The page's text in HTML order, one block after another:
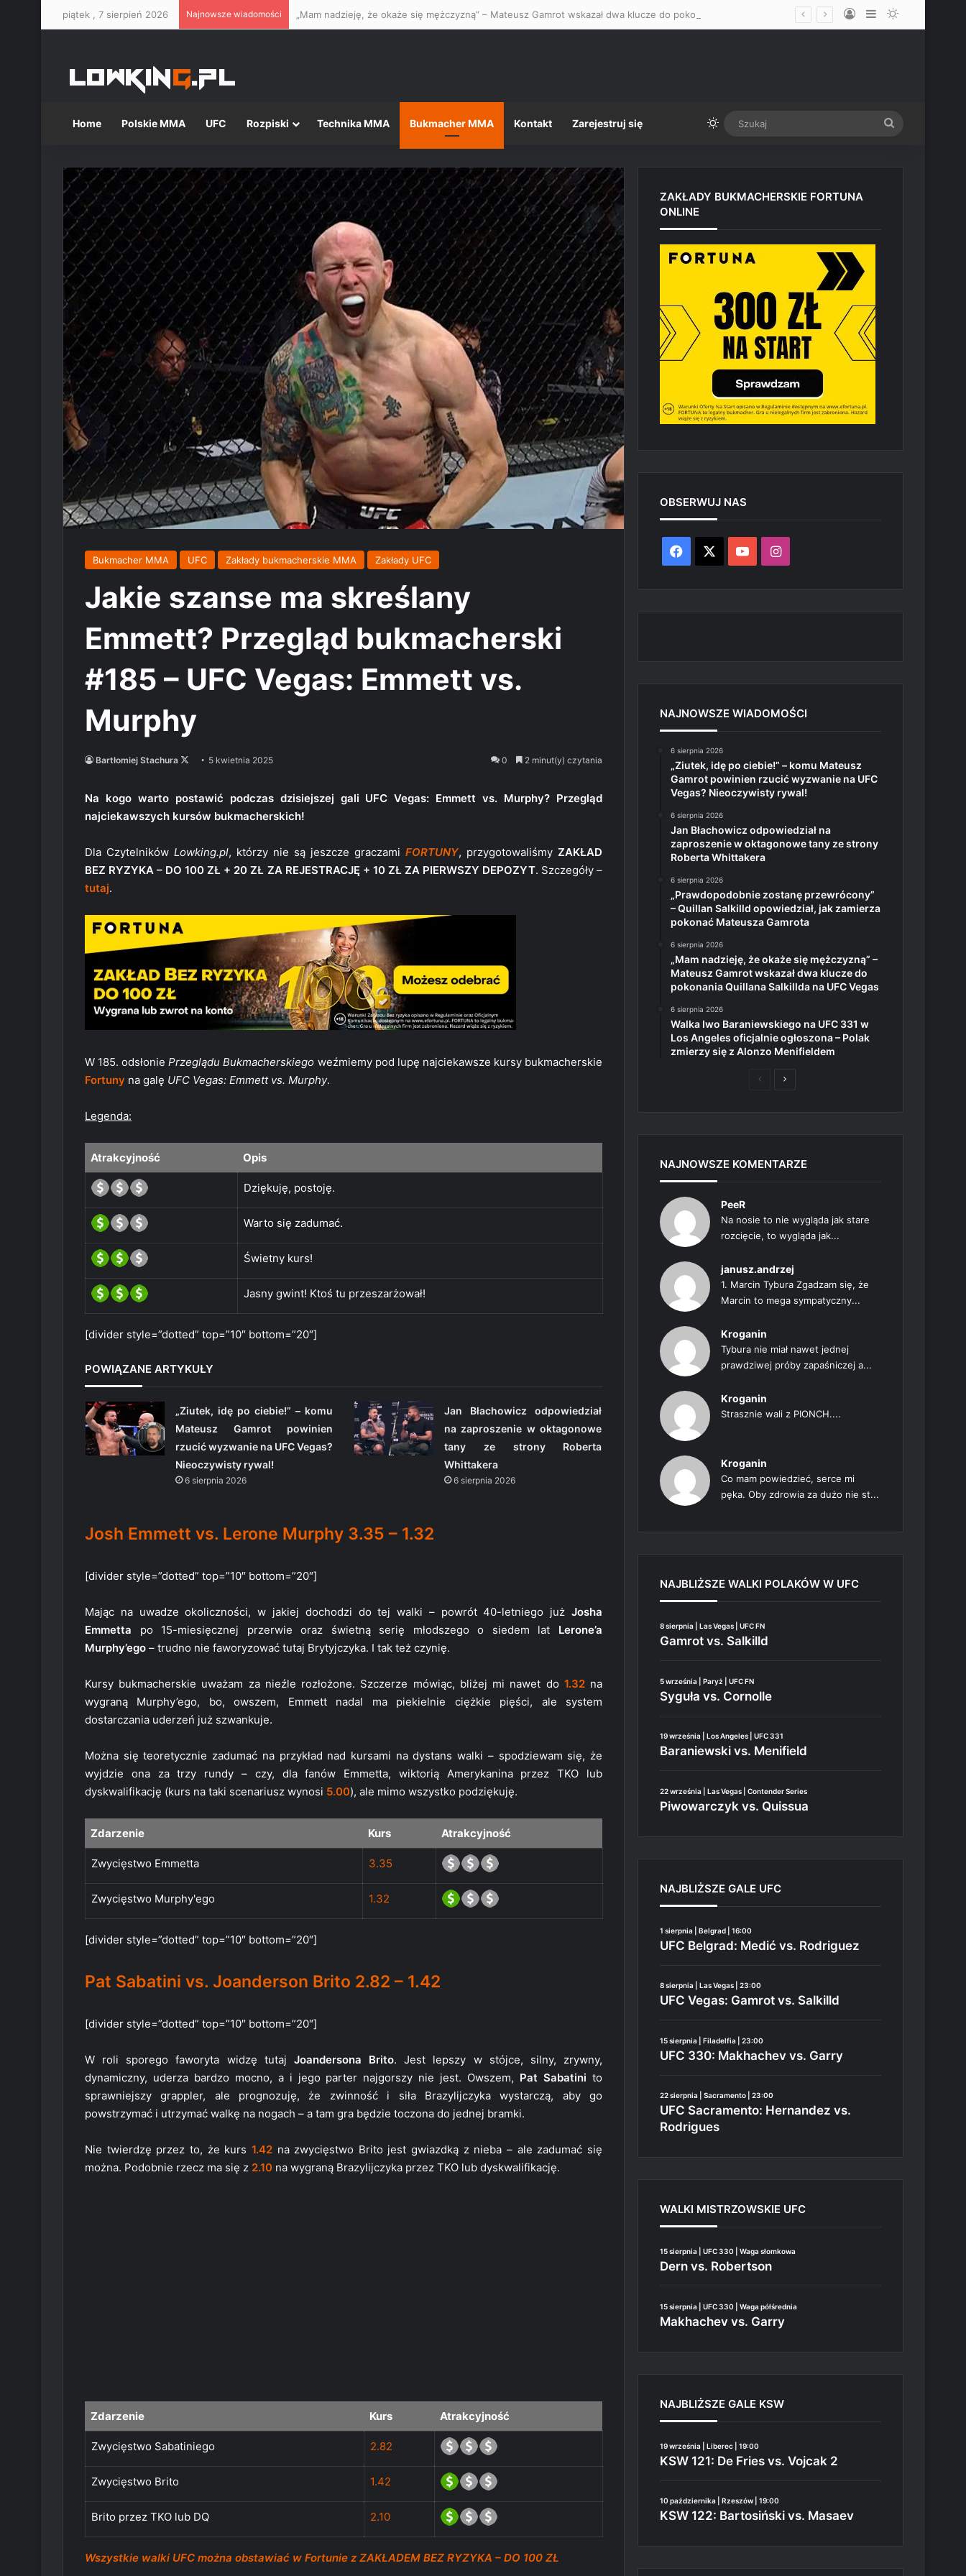
piątek , 7 sierpień 2026 Najnowsze wiadomości Log InSidebarSwitch skin
Home Polskie MMA UFC Rozpiski Technika MMA Bukmacher MMA Kontakt Zarejestruj się Switch skin
Bukmacher MMA UFC Zakłady bukmacherskie MMA Zakłady UFC
Jakie szanse ma skreślany
Emmett? Przegląd bukmacherski
#185 – UFC Vegas: Emmett vs.
Murphy
Bartłomiej Stachura
Follow
X
5 kwietnia 2025 0 2 minut(y) czytania
Na kogo warto postawić podczas dzisiejszej gali UFC Vegas: Emmett vs. Murphy? Przegląd
najciekawszych kursów bukmacherskich!
Dla Czytelników Lowking.pl, którzy nie są jeszcze graczami FORTUNY, przygotowaliśmy ZAKŁAD
BEZ RYZYKA – DO 100 ZŁ + 20 ZŁ ZA REJESTRACJĘ + 10 ZŁ ZA PIERWSZY DEPOZYT. Szczegóły –
tutaj.
W 185. odsłoniePrzeglądu Bukmacherskiego weźmiemy pod lupę najciekawsze kursy bukmacherskie
Fortuny na galę UFC Vegas: Emmett vs. Murphy.
Legenda:
Atrakcyjność Opis
Dziękuję, postoję.
Warto się zadumać.
Świetny kurs!
Jasny gwint! Ktoś tu przeszarżował!
[divider style=”dotted” top=”10″ bottom=”20″]
POWIĄZANE ARTYKUŁY
„Ziutek, idę po ciebie!” – komu
Mateusz Gamrot powinien
rzucić wyzwanie na UFC Vegas?
Nieoczywisty rywal!
6 sierpnia 2026
Jan Błachowicz odpowiedział
na zaproszenie w oktagonowe
tany ze strony Roberta
Whittakera
6 sierpnia 2026
Josh Emmett vs. Lerone Murphy 3.35 – 1.32
[divider style=”dotted” top=”10″ bottom=”20″]
Mając na uwadze okoliczności, w jakiej dochodzi do tej walki – powrót 40-letniego już Josha
Emmetta po 15-miesięcznej przerwie oraz świetną serię młodszego o siedem lat Lerone’a
Murphy’ego – trudno nie faworyzować tutaj Brytyjczyka. I tak też czynię.
Kursy bukmacherskie uważam za nieźle rozłożone. Szczerze mówiąc, bliżej mi nawet do 1.32na
wygraną Murphy’ego, bo, owszem, Emmett nadal ma piekielnie ciężkie pięści, ale system
dostarczania uderzeń już szwankuje.
Można się teoretycznie zadumać na przykład nad kursami na dystans walki – spodziewam się, że
wyjdzie ona za trzy rundy – czy, dla fanów Emmetta, wiktorią Amerykanina przez TKO lub
dyskwalifikację (kurs na taki scenariusz wynosi 5.00), ale mimo wszystko podziękuję.
Zdarzenie Kurs Atrakcyjność
Zwycięstwo Emmetta 3.35
Zwycięstwo Murphy'ego 1.32
[divider style=”dotted” top=”10″ bottom=”20″]
Pat Sabatini vs. Joanderson Brito 2.82 – 1.42
[divider style=”dotted” top=”10″ bottom=”20″]
W roli sporego faworyta widzę tutaj Joandersona Brito. Jest lepszy w stójce, silny, zrywny,
dynamiczny, uderza bardzo mocno, a i jego parter najgorszy nie jest. Owszem, Pat Sabatini to
sprawniejszy grappler, ale prognozuję, że zwinność i siła Brazylijczyka wystarczą, aby go
powstrzymać i utrzymać walkę na nogach – a tam gra będzie toczona do jednej bramki.
Nie twierdzę przez to, że kurs 1.42na zwycięstwo Brito jest gwiazdką z nieba – ale zadumać się
można. Podobnie rzecz ma się z 2.10 na wygraną Brazylijczyka przez TKO lub dyskwalifikację.
Zdarzenie Kurs Atrakcyjność
Zwycięstwo Sabatiniego 2.82
Zwycięstwo Brito 1.42
Brito przez TKO lub DQ 2.10
Wszystkie walki UFC można obstawiać w Fortunie z ZAKŁADEM BEZ RYZYKA – DO 100 ZŁ
ZAKŁADY BUKMACHERSKIE FORTUNA
ONLINE
OBSERWUJ NAS
Facebook YouTubeInstagram
NAJNOWSZE WIADOMOŚCI
6 sierpnia 2026
„Ziutek, idę po ciebie!” – komu Mateusz
Gamrot powinien rzucić wyzwanie na UFC
Vegas? Nieoczywisty rywal!
6 sierpnia 2026
Jan Błachowicz odpowiedział na
zaproszenie w oktagonowe tany ze strony
Roberta Whittakera
6 sierpnia 2026
„Prawdopodobnie zostanę przewrócony”
– Quillan Salkilld opowiedział, jak zamierza
pokonać Mateusza Gamrota
6 sierpnia 2026
„Mam nadzieję, że okaże się mężczyzną” –
Mateusz Gamrot wskazał dwa klucze do
pokonania Quillana Salkillda na UFC Vegas
6 sierpnia 2026
Walka Iwo Baraniewskiego na UFC 331 w
Los Angeles oficjalnie ogłoszona – Polak
zmierzy się z Alonzo Menifieldem
PoprzedniaNastępna
NAJNOWSZE KOMENTARZE
PeeR
Na nosie to nie wygląda jak stare
rozcięcie, to wygląda jak...
janusz.andrzej
1. Marcin Tybura Zgadzam się, że
Marcin to mega sympatyczny...
Kroganin
Tybura nie miał nawet jednej
prawdziwej próby zapaśniczej a...
Kroganin
Strasznie wali z PIONCH....
Kroganin
Co mam powiedzieć, serce mi
pęka. Oby zdrowia za dużo nie st...
NAJBLIŻSZE WALKI POLAKÓW W UFC
8 sierpnia | Las Vegas | UFC FN
Gamrot vs. Salkilld
5 września | Paryż | UFC FN
Syguła vs. Cornolle
19 września | Los Angeles | UFC 331
Baraniewski vs. Menifield
22 września | Las Vegas | Contender Series
Piwowarczyk vs. Quissua
NAJBLIŻSZE GALE UFC
1 sierpnia | Belgrad | 16:00
UFC Belgrad: Medić vs. Rodriguez
8 sierpnia | Las Vegas | 23:00
UFC Vegas: Gamrot vs. Salkilld
15 sierpnia | Filadelfia | 23:00
UFC 330: Makhachev vs. Garry
22 sierpnia | Sacramento | 23:00
UFC Sacramento: Hernandez vs.
Rodrigues
WALKI MISTRZOWSKIE UFC
15 sierpnia | UFC 330 | Waga słomkowa
Dern vs. Robertson
15 sierpnia | UFC 330 | Waga półśrednia
Makhachev vs. Garry
NAJBLIŻSZE GALE KSW
19 września | Liberec | 19:00
KSW 121: De Fries vs. Vojcak 2
10 października | Rzeszów | 19:00
KSW 122: Bartosiński vs. Masaev